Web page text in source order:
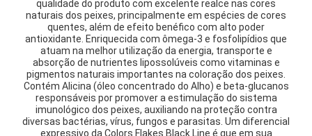
qualidade do produto com excelente realce nas cores
naturais dos peixes, principalmente em espécies de cores
quentes, além de efeito benéfico com alto poder
antioxidante. Enriquecida com ômega-3 e fosfolipídios que
atuam na melhor utilização da energia, transporte e
absorção de nutrientes lipossolúveis como vitaminas e
pigmentos naturais importantes na coloração dos peixes.
Contém Alicina (óleo concentrado do Alho) e beta-glucanos
responsáveis por promover a estimulação do sistema
imunológico dos peixes, auxiliando na proteção contra
diversas bactérias, vírus, fungos e parasitas. Um diferencial
expressivo da Colors Flakes Black Line é que em sua